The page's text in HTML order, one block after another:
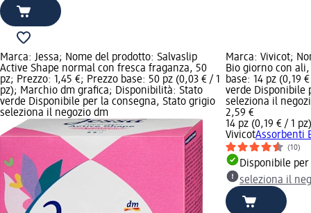
Marca: Jessa; Nome del prodotto: Salvaslip
Active Shape normal con fresca fraganza, 50
pz; Prezzo: 1,45 €; Prezzo base: 50 pz (0,03 € / 1
pz); Marchio dm grafica; Disponibilità: Stato
verde Disponibile per la consegna, Stato grigio
seleziona il negozio dm
Marca: Vivicot;
Bio giorno con
base: 14 pz (0,19
verde Disponibile
seleziona il
2,59 €
14 pz (0,19 € / 1 pz)
VivicotAssorbenti
(10)
Disponibile
seleziona il